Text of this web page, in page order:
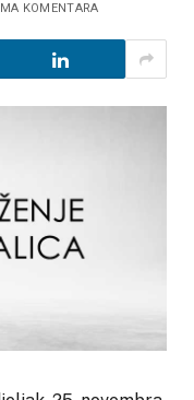
KOMENTARA